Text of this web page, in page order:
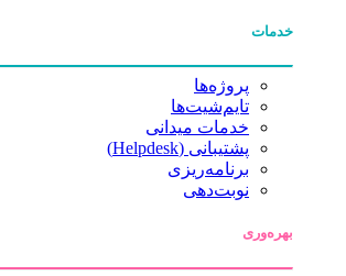
خدمات
پروژه‌ها
تایم‌شیت‌ها
خدمات میدانی
پشتیبانی (Helpdesk)
برنامه‌ریزی
نوبت‌دهی
بهره‌وری